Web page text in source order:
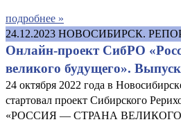
подробнее »
24.12.2023 НОВОСИБИРСК.
Онлайн-проект СибРО
великого будущего».
24 октября 2022 года в
стартовал проект Сибирского
«РОССИЯ — СТРАНА